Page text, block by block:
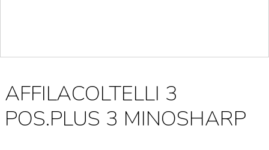
AFFILACOLTELLI 3
POS.PLUS 3 MINOSHARP